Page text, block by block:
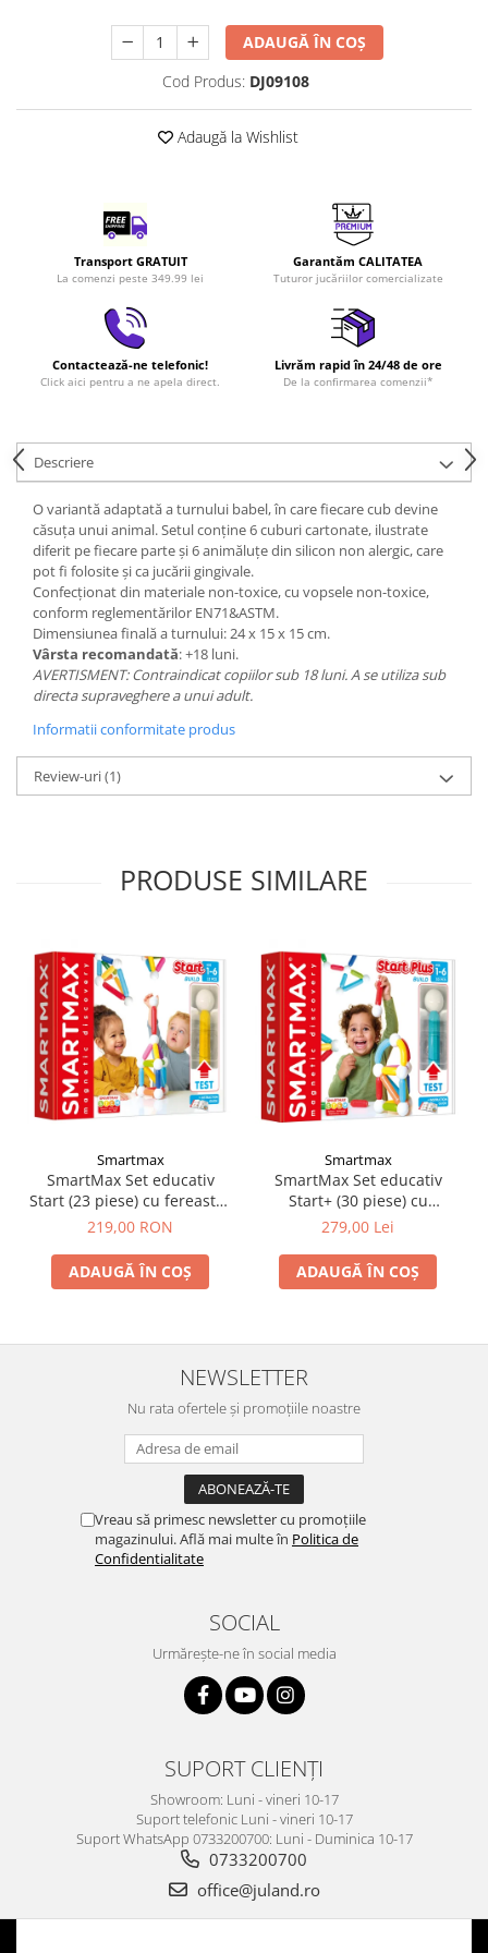
LEGO Creator Expert
ADAUGĂ ÎN COȘ
Cod Produs: DJ09108
Adaugă la Wishlist
Transport GRATUIT
La comenzi peste 349.99 lei
Garantăm CALITATEA
Tuturor jucăriilor comercializate
Contactează-ne telefonic!
Click aici pentru a ne apela direct.
Livrăm rapid în 24/48 de ore
De la confirmarea comenzii*
Descriere
O variantă adaptată a turnului babel, în care fiecare cub devine
căsuța unui animal. Setul conține 6 cuburi cartonate, ilustrate
diferit pe fiecare parte și 6 animăluțe din silicon non alergic, care
pot fi folosite și ca jucării gingivale.
Confecționat din materiale non-toxice, cu vopsele non-toxice,
conform reglementărilor EN71&ASTM.
Dimensiunea finală a turnului: 24 x 15 x 15 cm.
Vârsta recomandată: +18 luni.
AVERTISMENT: Contraindicat copiilor sub 18 luni. A se utiliza sub
directa supraveghere a unui adult.
Informatii conformitate produs
Review-uri(1)
PRODUSE SIMILARE
Smartmax
SmartMax Set educativ
Start (23 piese) cu fereastra
de test
219,00 RON
ADAUGĂ ÎN COȘ
Smartmax
SmartMax Set educativ
Start+ (30 piese) cu
fereastra de test
279,00 Lei
ADAUGĂ ÎN COȘ
NEWSLETTER
Nu rata ofertele și promoțiile noastre
Vreau să primesc newsletter cu promoțiile
magazinului. Află mai multe în Politica de
Confidentialitate
SOCIAL
Urmărește-ne în social media
SUPORT CLIENȚI
Showroom: Luni - vineri 10-17
Suport telefonic Luni - vineri 10-17
Suport WhatsApp 0733200700: Luni - Duminica 10-17
0733200700
office@juland.ro